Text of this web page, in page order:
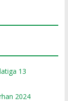
13
2024